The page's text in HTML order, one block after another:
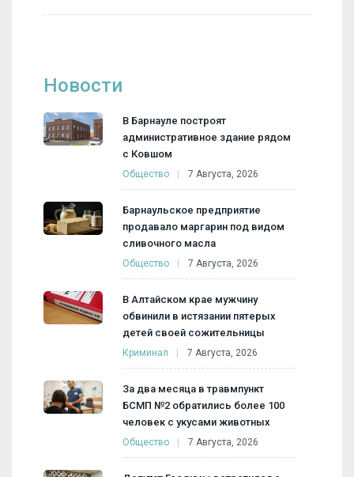
Новости
В Барнауле построят
административное здание рядом
с Ковшом
Общество 7 Августа, 2026
Барнаульское предприятие
продавало маргарин под видом
сливочного масла
Общество 7 Августа, 2026
В Алтайском крае мужчину
обвинили в истязании пятерых
детей своей сожительницы
Криминал 7 Августа, 2026
За два месяца в травмпункт
БСМП №2 обратились более 100
человек с укусами животных
Общество 7 Августа, 2026